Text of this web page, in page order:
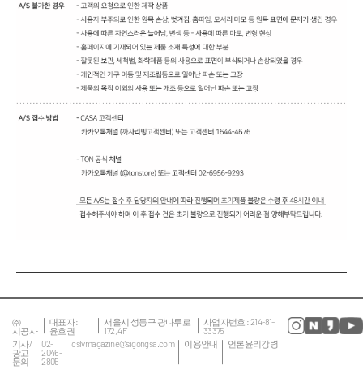
㈜
시공사
대표자 :
윤호권
서울시 성동구 광나루로
172, 4F
사업자번호 : 214-81-
33375
기사/
광고
문의
02-
2046-
2805
cslvmagazine@sigongsa.com 이용안내 언론윤리강령